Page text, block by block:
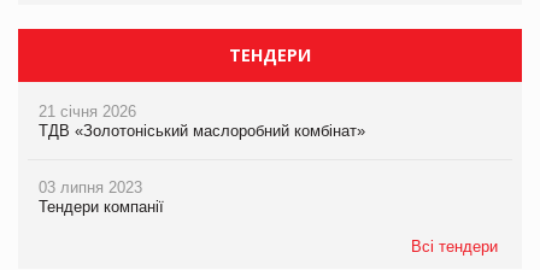
ТЕНДЕРИ
21 січня 2026
ТДВ «Золотоніський маслоробний комбінат»
03 липня 2023
Тендери компанії
Всі тендери